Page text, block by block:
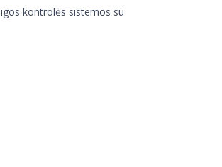
kontrolės sistemos su